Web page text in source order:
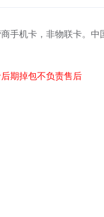
手机卡，非物联卡。
期掉包不负责售后